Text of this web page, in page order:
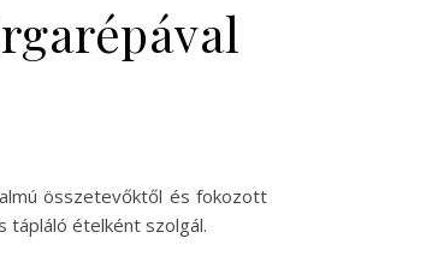
összetevőktől és fokozott
tápláló ételként szolgál.